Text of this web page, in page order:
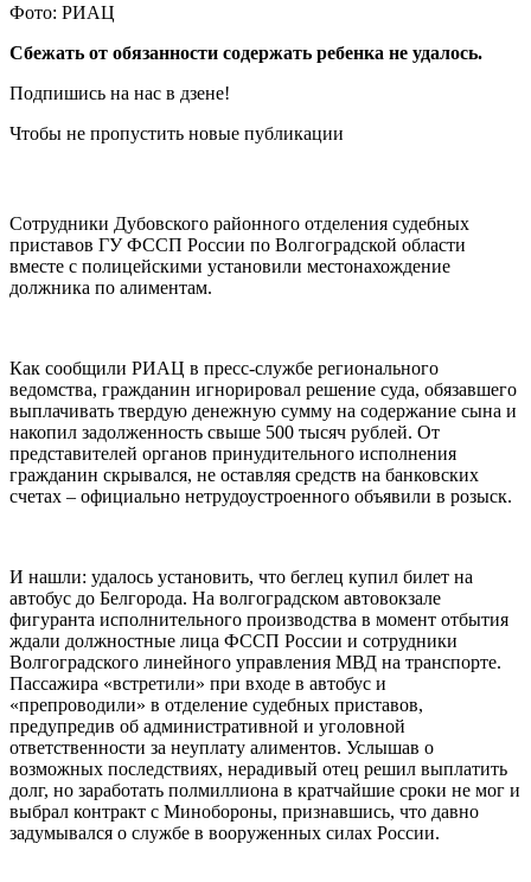
Фото: РИАЦ
Сбежать от обязанности содержать ребенка не удалось.
Подпишись на нас в дзене!
Чтобы не пропустить новые публикации
Сотрудники Дубовского районного отделения судебных
приставов ГУ ФССП России по Волгоградской области
вместе с полицейскими установили местонахождение
должника по алиментам.
Как сообщили РИАЦ в пресс-службе регионального
ведомства, гражданин игнорировал решение суда, обязавшего
выплачивать твердую денежную сумму на содержание сына и
накопил задолженность свыше 500 тысяч рублей. От
представителей органов принудительного исполнения
гражданин скрывался, не оставляя средств на банковских
счетах – официально нетрудоустроенного объявили в розыск.
И нашли: удалось установить, что беглец купил билет на
автобус до Белгорода. На волгоградском автовокзале
фигуранта исполнительного производства в момент отбытия
ждали должностные лица ФССП России и сотрудники
Волгоградского линейного управления МВД на транспорте.
Пассажира «встретили» при входе в автобус и
«препроводили» в отделение судебных приставов,
предупредив об административной и уголовной
ответственности за неуплату алиментов. Услышав о
возможных последствиях, нерадивый отец решил выплатить
долг, но заработать полмиллиона в кратчайшие сроки не мог и
выбрал контракт с Минобороны, признавшись, что давно
задумывался о службе в вооруженных силах России.